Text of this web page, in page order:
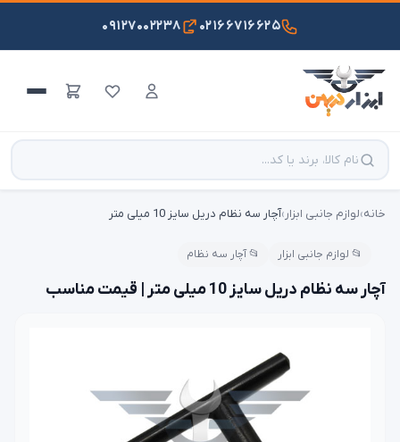
۰۲۱۶۶۷۱۶۶۲۵ ۰۹۱۲۷۰۰۲۲۳۸
خانه›لوازم جانبی ابزار›آچار سه نظام دریل سایز 10 میلی متر
📂 لوازم جانبی ابزار 📂 آچار سه نظام
آچار سه نظام دریل سایز 10 میلی متر | قیمت مناسب